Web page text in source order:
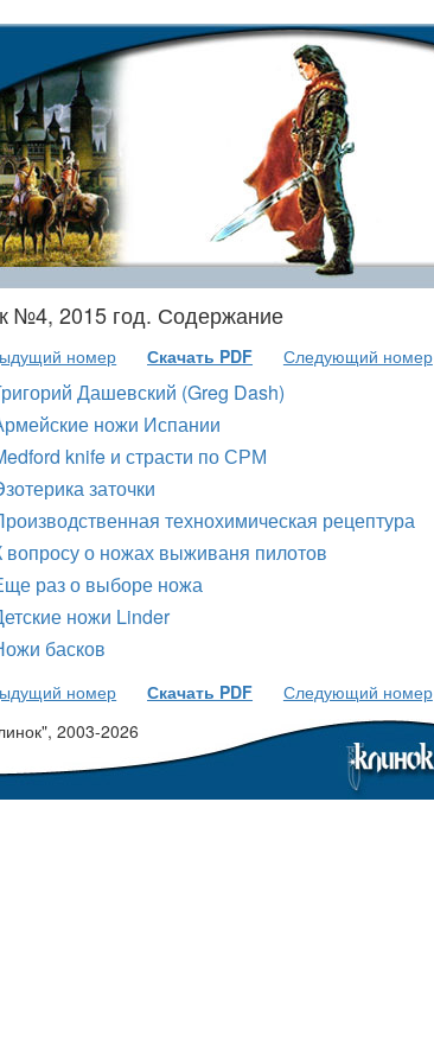
№4, 2015 год. Содержание
номер Скачать PDF Следующий номер
Дашевский (Greg Dash)
ножи Испании
knife и страсти по СРМ
заточки
технохимическая рецептура
вопросу о ножах выживаня пилотов
раз о выборе ножа
ножи Linder
басков
номер Скачать PDF
Следующий номер
2003-2026